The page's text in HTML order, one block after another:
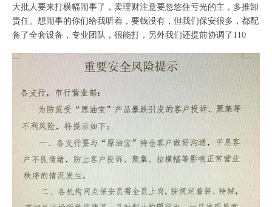
大批人要来打横幅闹事了，卖理财注意要忽悠住亏光的主，多推卸
责任。想闹事的你们给我听着，要钱没有，但我们保安很多，都配
备了全套设备，专业团队，很能打，另外我们还提前协调了110